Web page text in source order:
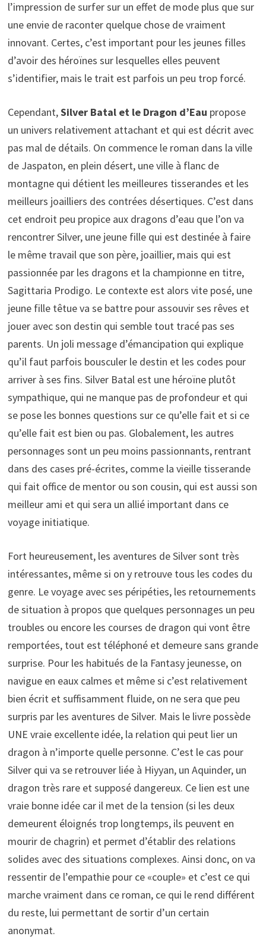
l’impression de surfer sur un effet de mode plus que sur
une envie de raconter quelque chose de vraiment
innovant. Certes, c’est important pour les jeunes filles
d’avoir des héroïnes sur lesquelles elles peuvent
s’identifier, mais le trait est parfois un peu trop forcé.
Cependant,Silver Batal et le Dragon d’Eau propose
un univers relativement attachant et qui est décrit avec
pas mal de détails. On commence le roman dans la ville
de Jaspaton, en plein désert, une ville à flanc de
montagne qui détient les meilleures tisserandes et les
meilleurs joailliers des contrées désertiques. C’est dans
cet endroit peu propice aux dragons d’eau que l’on va
rencontrer Silver, une jeune fille qui est destinée à faire
le même travail que son père, joaillier, mais qui est
passionnée par les dragons et la championne en titre,
Sagittaria Prodigo. Le contexte est alors vite posé, une
jeune fille têtue va se battre pour assouvir ses rêves et
jouer avec son destin qui semble tout tracé pas ses
parents. Un joli message d’émancipation qui explique
qu’il faut parfois bousculer le destin et les codes pour
arriver à ses fins. Silver Batal est une héroïne plutôt
sympathique, qui ne manque pas de profondeur et qui
se pose les bonnes questions sur ce qu’elle fait et si ce
qu’elle fait est bien ou pas. Globalement, les autres
personnages sont un peu moins passionnants, rentrant
dans des cases pré-écrites, comme la vieille tisserande
qui fait office de mentor ou son cousin, qui est aussi son
meilleur ami et qui sera un allié important dans ce
voyage initiatique.
Fort heureusement, les aventures de Silver sont très
intéressantes, même si on y retrouve tous les codes du
genre. Le voyage avec ses péripéties, les retournements
de situation à propos que quelques personnages un peu
troubles ou encore les courses de dragon qui vont être
remportées, tout est téléphoné et demeure sans grande
surprise. Pour les habitués de la Fantasy jeunesse, on
navigue en eaux calmes et même si c’est relativement
bien écrit et suffisamment fluide, on ne sera que peu
surpris par les aventures de Silver. Mais le livre possède
UNE vraie excellente idée, la relation qui peut lier un
dragon à n’importe quelle personne. C’est le cas pour
Silver qui va se retrouver liée à Hiyyan, un Aquinder, un
dragon très rare et supposé dangereux. Ce lien est une
vraie bonne idée car il met de la tension (si les deux
demeurent éloignés trop longtemps, ils peuvent en
mourir de chagrin) et permet d’établir des relations
solides avec des situations complexes. Ainsi donc, on va
ressentir de l’empathie pour ce «couple» et c’est ce qui
marche vraiment dans ce roman, ce qui le rend différent
du reste, lui permettant de sortir d’un certain
anonymat.